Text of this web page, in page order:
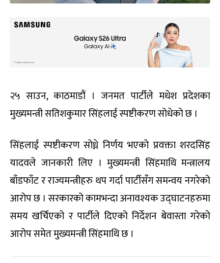
२५ साउन, काठमाडौं । जनमत पार्टीले मधेश प्रदेशका
मुख्यमन्त्री सतिशकुमार सिंहलाई स्पष्टीकरण सोधेको छ ।
सिंहलाई स्पष्टीकरण सोध्ने निर्णय भएको प्रवक्ता शरदसिंह
यादवले जानकारी लिए । मुख्यमन्त्री सिंहमाथि मन्त्रालय
बाँडफाँट र राज्यमन्त्रीहरु थप गर्दा पार्टीसँग समन्वय नगरेको
आरोप छ । सरकारको कामभन्दा अनावश्यक उद्घाटनहरुमा
समय खर्चिएको र पार्टीले दिएको निर्देशन बेवास्ता गरेको
आरोप समेत मुख्यमन्त्री सिंहमाथि छ ।